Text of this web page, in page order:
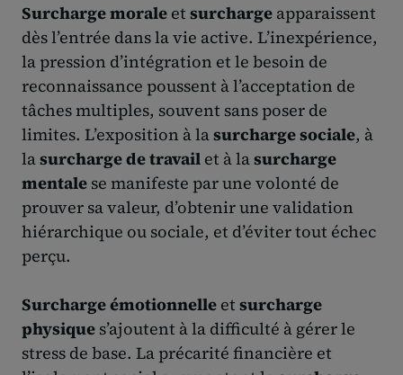
Surcharge morale et surcharge apparaissent
dès l’entrée dans la vie active. L’inexpérience,
la pression d’intégration et le besoin de
reconnaissance poussent à l’acceptation de
tâches multiples, souvent sans poser de
limites. L’exposition à lasurcharge sociale, à
lasurcharge de travail et à lasurcharge
mentale se manifeste par une volonté de
prouver sa valeur, d’obtenir une validation
hiérarchique ou sociale, et d’éviter tout échec
perçu.
Surcharge émotionnelle et surcharge
physique s’ajoutent à la difficulté à gérer le
stress de base. La précarité financière et